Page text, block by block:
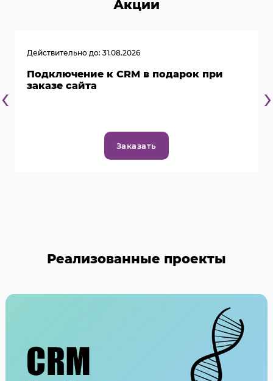
Акции
Действительно до: 31.08.2026
Подключение к CRM в подарок при
заказе сайта
Заказать
‹ ›
Реализованные проекты